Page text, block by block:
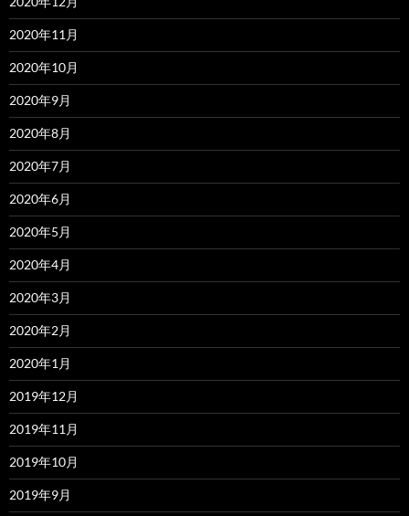
2020年11月
2020年10月
2020年9月
2020年8月
2020年7月
2020年6月
2020年5月
2020年4月
2020年3月
2020年2月
2020年1月
2019年12月
2019年11月
2019年10月
2019年9月